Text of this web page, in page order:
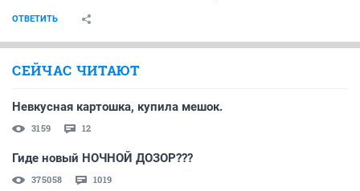
ОТВЕТИТЬ
СЕЙЧАС ЧИТАЮТ
Невкусная картошка, купила мешок.
3159 12
Гиде новый НОЧНОЙ ДОЗОР???
375058 1019